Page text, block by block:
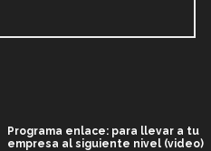
Programa enlace: para llevar a tu
empresa al siguiente nivel (video)